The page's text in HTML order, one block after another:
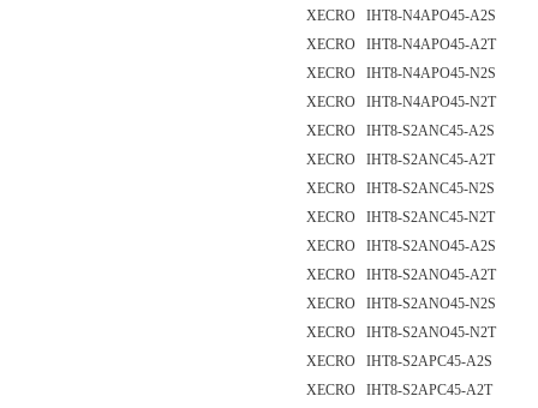
XECRO IHT8-N4APO45-A2S
XECRO IHT8-N4APO45-A2T
XECRO IHT8-N4APO45-N2S
XECRO IHT8-N4APO45-N2T
XECRO IHT8-S2ANC45-A2S
XECRO IHT8-S2ANC45-A2T
XECRO IHT8-S2ANC45-N2S
XECRO IHT8-S2ANC45-N2T
XECRO IHT8-S2ANO45-A2S
XECRO IHT8-S2ANO45-A2T
XECRO IHT8-S2ANO45-N2S
XECRO IHT8-S2ANO45-N2T
XECRO IHT8-S2APC45-A2S
XECRO IHT8-S2APC45-A2T